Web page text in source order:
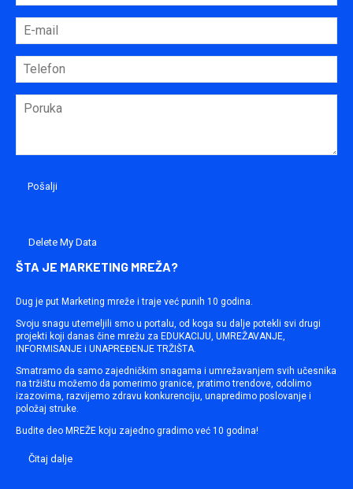
Delete My Data
ŠTA JE MARKETING MREŽA?
Dug je put Marketing mreže i traje već punih 10 godina.
Svoju snagu utemeljili smo u portalu, od koga su dalje potekli svi drugi
projekti koji danas čine mrežu za EDUKACIJU, UMREŽAVANJE,
INFORMISANJE i UNAPREĐENJE TRŽIŠTA.
Smatramo da samo zajedničkim snagama i umrežavanjem svih učesnika
na tržištu možemo da pomerimo granice, pratimo trendove, odolimo
izazovima, razvijemo zdravu konkurenciju, unapredimo poslovanje i
položaj struke.
Budite deo MREŽE koju zajedno gradimo već 10 godina!
Čitaj dalje